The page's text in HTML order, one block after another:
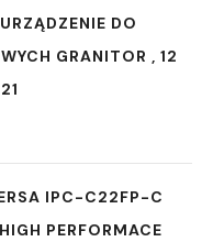
DO
GRANITOR , 12
IPC-C22FP-C
PERFORMACE